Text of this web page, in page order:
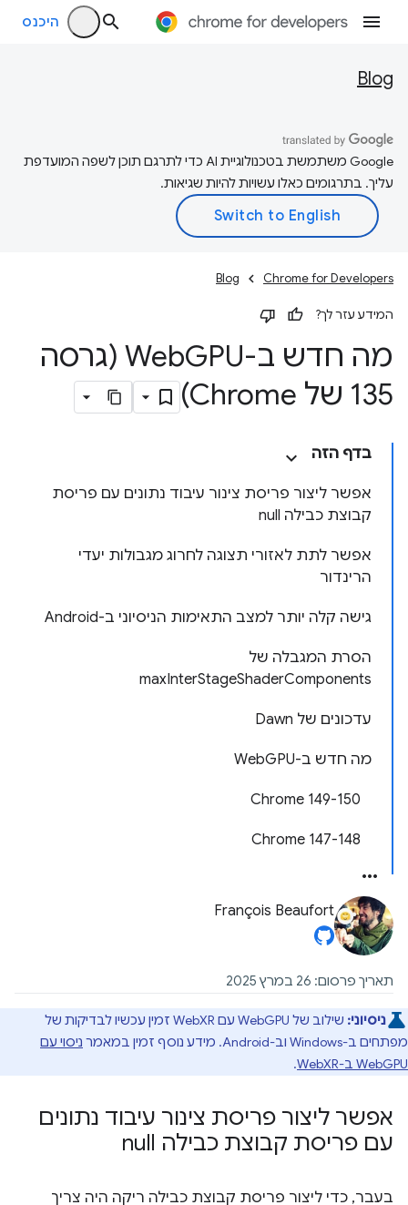
היכנס
Blog
‫Google משתמשת בטכנולוגיית AI כדי לתרגם תוכן לשפה המועדפת
עליך. בתרגומים כאלו עשויות להיות שגיאות.
Chrome for Developers
Blog
המידע עזר לך?
מה חדש ב-Web
GPU (גרסה
135 של Chrome)
בדף הזה
אפשר ליצור פריסת צינור עיבוד נתונים עם פריסת
קבוצת כבילה null
אפשר לתת לאזורי תצוגה לחרוג מגבולות יעדי
הרינדור
גישה קלה יותר למצב התאימות הניסיוני ב-Android
הסרת המגבלה של
maxInterStageShaderComponents
עדכונים של Dawn
מה חדש ב-WebGPU
‫Chrome 149-150
‫Chrome 147-148
François Beaufort
תאריך פרסום: 26 במרץ 2025
ניסיוני:
שילוב של WebGPU עם WebXR זמין עכשיו לבדיקות של
מפתחים ב-Windows וב-Android. מידע נוסף זמין במאמר
ניסוי עם
WebGPU ב-WebXR
.
אפשר ליצור פריסת צינור עיבוד נתונים
עם פריסת קבוצת כבילה null
בעבר, כדי ליצור פריסת קבוצת כבילה ריקה היה צריך